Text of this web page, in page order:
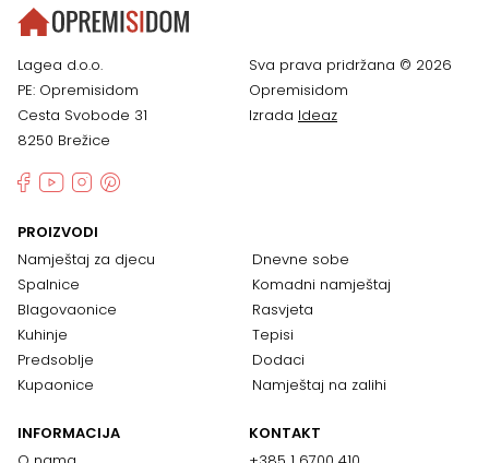
Lagea d.o.o.
PE: Opremisidom
Cesta Svobode 31
8250 Brežice
Sva prava pridržana © 2026
Opremisidom
Izrada Ideaz
PROIZVODI
Namještaj za djecu
Spalnice
Blagovaonice
Kuhinje
Predsoblje
Kupaonice
Dnevne sobe
Komadni namještaj
Rasvjeta
Tepisi
Dodaci
Namještaj na zalihi
INFORMACIJA
KONTAKT